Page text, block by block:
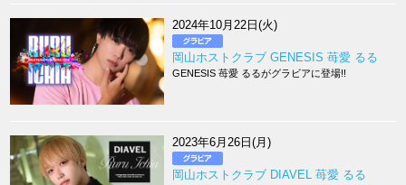
2024年10月22日(火)
岡山ホストクラブ GENESIS 苺愛 るる
GENESIS 苺愛 るるがグラビアに登場!!
2023年6月26日(月)
岡山ホストクラブ DIAVEL 苺愛 るる